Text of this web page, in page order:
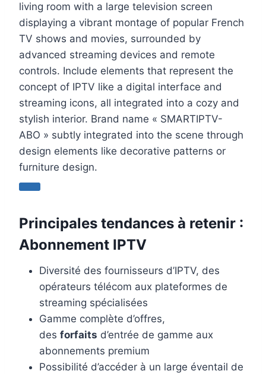
living room with a large television screen
displaying a vibrant montage of popular French
TV shows and movies, surrounded by
advanced streaming devices and remote
controls. Include elements that represent the
concept of IPTV like a digital interface and
streaming icons, all integrated into a cozy and
stylish interior. Brand name « SMARTIPTV-
ABO » subtly integrated into the scene through
design elements like decorative patterns or
furniture design.
Principales tendances à retenir :
Abonnement IPTV
Diversité des fournisseurs d’IPTV, des
opérateurs télécom aux plateformes de
streaming spécialisées
Gamme complète d’offres,
des forfaits d’entrée de gamme aux
abonnements premium
Possibilité d’accéder à un large éventail de